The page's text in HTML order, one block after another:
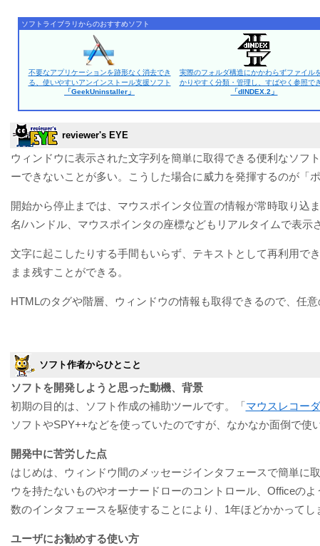
ソフトライブラリからのおすすめソフト
不要なアプリケーションを跡形なく消去でき
る、使いやすいアンインストール支援ソフト
「GeekUninstaller」
実際のフォルダ構造にかかわらずファイル
かりやすく分類・管理し、すばやく参照で
「dINDEX.2」
reviewer's EYE
ウィンドウに表示された文字列を簡単に取得できる便利なソフ
ーできないことが多い。こうした場合に威力を発揮するのが「
開始から停止までは、マウスポインタ位置の情報が常時取り込
名/ハンドル、マウスポインタの座標などもリアルタイムで表示
文字に起こしたりする手間もいらず、テキストとして再利用で
まま残すことができる。
HTMLのタグや階層、ウィンドウの情報も取得できるので、任
ソフト作者からひとこと
ソフトを開発しようと思った動機、背景
初期の目的は、ソフト作成の補助ツールです。「マウスレコー
ソフトやSPY++などを使っていたのですが、なかなか面倒で使
開発中に苦労した点
はじめは、ウィンドウ間のメッセージインタフェースで簡単に
ウを持たないものやオーナードローのコントロール、Officeの
数のインタフェースを駆使することにより、1年ほどかかってし
ユーザにお勧めする使い方